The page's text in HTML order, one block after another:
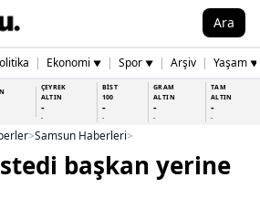
Ara
| Ekonomi ▼ | Spor ▼ | Arşiv | Yaşam ▼
ÇEYREK
ALTIN
-
-
BİST
100
-
-
GRAM
ALTIN
-
-
TAM
ALTIN
-
-
>Samsun Haberleri>
başkan yerine